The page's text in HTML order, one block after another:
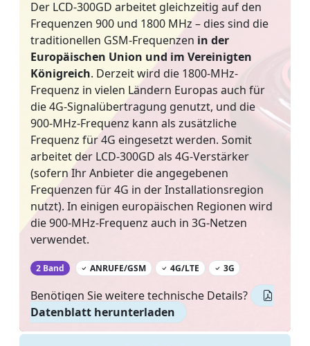
Der LCD-300GD arbeitet gleichzeitig auf den
Frequenzen 900 und 1800 MHz – dies sind die
traditionellen GSM-Frequenzen in der
Europäischen Union und im Vereinigten
Königreich. Derzeit wird die 1800-MHz-
Frequenz in vielen Ländern Europas auch für
die 4G-Signalübertragung genutzt, und die
900-MHz-Frequenz kann als zusätzliche
Frequenz für 4G eingesetzt werden. Somit
arbeitet der LCD-300GD als 4G-Verstärker
(sofern Ihr Anbieter die angegebenen
Frequenzen für 4G in der Installationsregion
nutzt). In einigen europäischen Regionen wird
die 900-MHz-Frequenz auch in 3G-Netzen
verwendet.
2 Band ‌ ANRUFE/GSM 4G/LTE 3G
Benötigen Sie weitere technische Details?
Datenblatt herunterladen